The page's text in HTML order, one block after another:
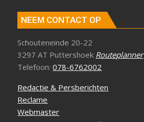
NEEM CONTACT OP
Schouteneinde 20-22
3297 AT Puttershoek Routeplanner
Telefoon:078-6762002
Redactie & Persberichten
Reclame
Webmaster